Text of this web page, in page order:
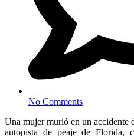
No Comments
Una mujer murió en un accidente
autopista de peaje de Florida,